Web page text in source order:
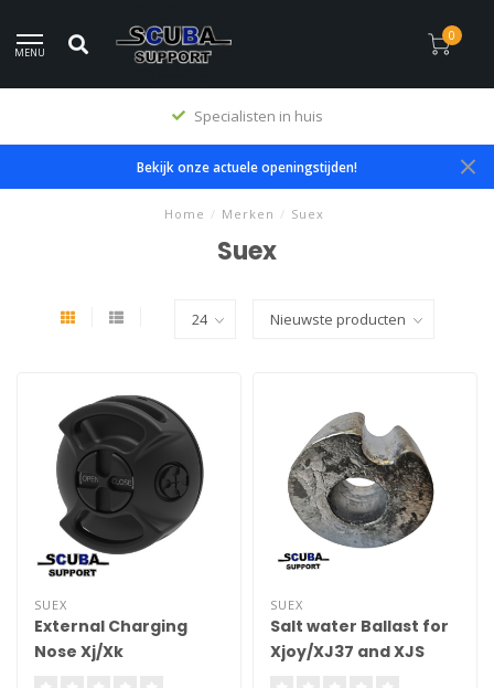
MENU
0
Premium producten
Bekijk onze actuele openingstijden!
Home / Merken / Suex
Suex
SUEX
External Charging
Nose Xj/Xk
SUEX
Salt water Ballast for
Xjoy/XJ37 and XJS